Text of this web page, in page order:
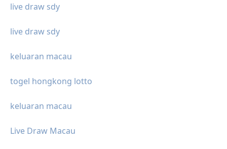
live draw sdy
live draw sdy
keluaran macau
togel hongkong lotto
keluaran macau
Live Draw Macau